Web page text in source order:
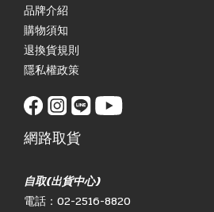
品牌介紹
購物須知
退換貨規則
隱私權政策
網路取貨
自取(出貨中心)
電話：02-2516-8820